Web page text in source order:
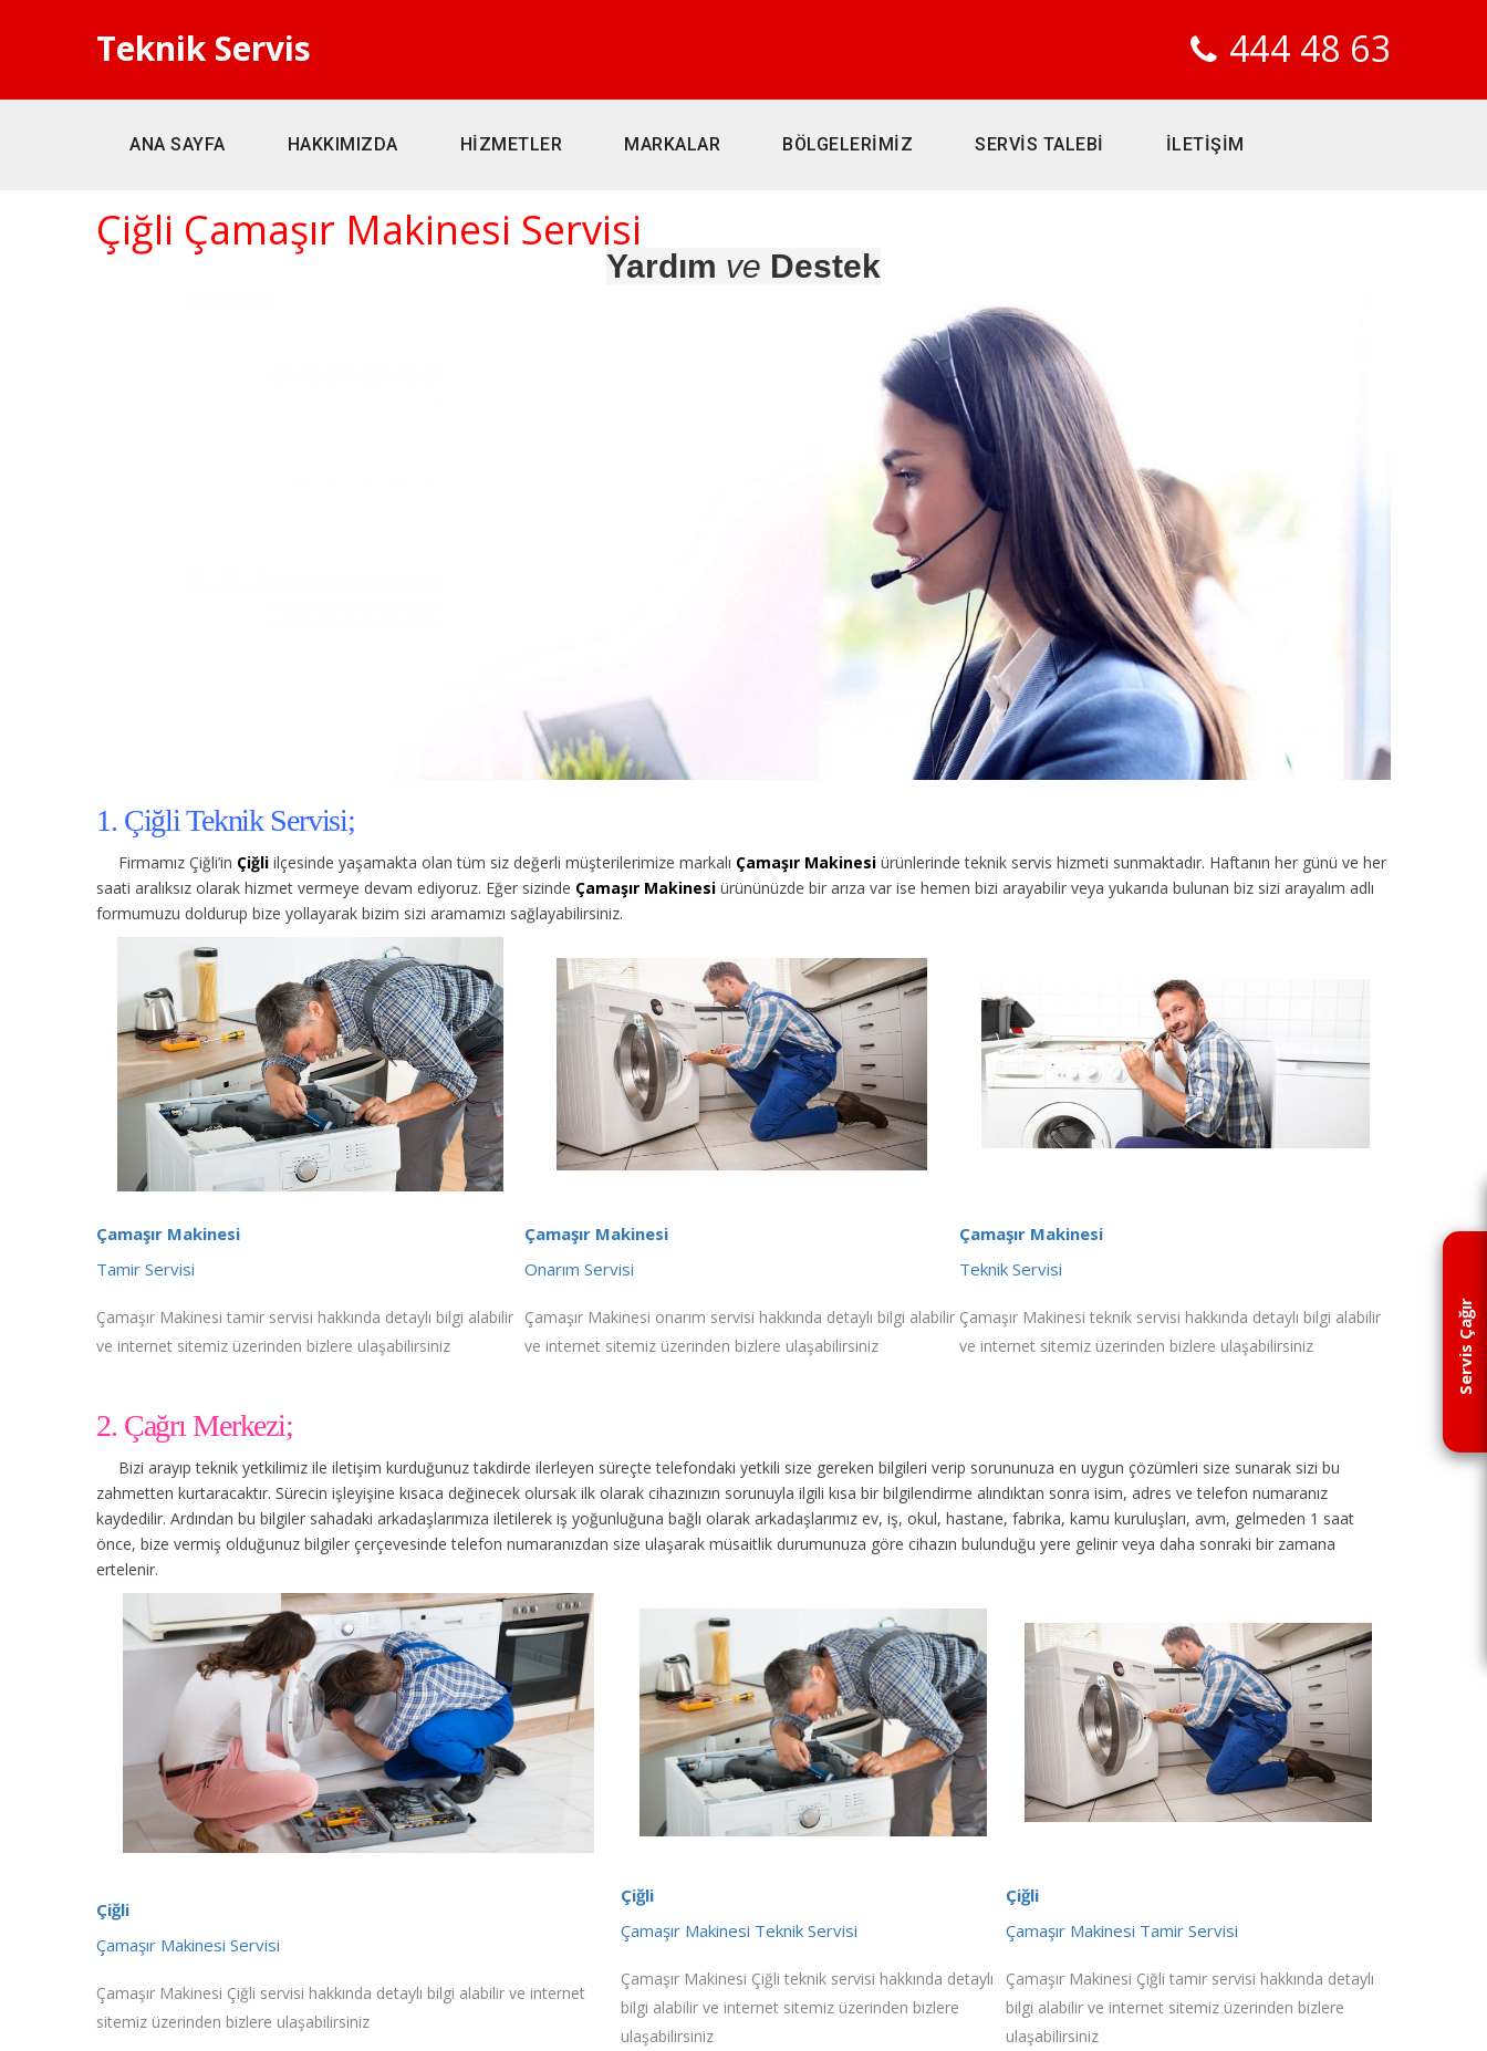
Servis Çağır
Teknik Servis 444 48 63
ANA SAYFA HAKKIMIZDA HİZMETLER MARKALAR BÖLGELERİMİZ SERVİS TALEBİ İLETİŞİM
Çiğli Çamaşır Makinesi Servisi
Yardım ve Destek
1. Çiğli Teknik Servisi;
Firmamız Çiğli’in Çiğli ilçesinde yaşamakta olan tüm siz değerli müşterilerimize markalı Çamaşır Makinesi ürünlerinde teknik servis hizmeti sunmaktadır. Haftanın her günü ve her
saati aralıksız olarak hizmet vermeye devam ediyoruz. Eğer sizinde Çamaşır Makinesi ürününüzde bir arıza var ise hemen bizi arayabilir veya yukarıda bulunan biz sizi arayalım adlı
formumuzu doldurup bize yollayarak bizim sizi aramamızı sağlayabilirsiniz.
Çamaşır Makinesi
Tamir Servisi
Çamaşır Makinesi tamir servisi hakkında detaylı bilgi alabilir
ve internet sitemiz üzerinden bizlere ulaşabilirsiniz
Çamaşır Makinesi
Onarım Servisi
Çamaşır Makinesi onarım servisi hakkında detaylı bilgi alabilir
ve internet sitemiz üzerinden bizlere ulaşabilirsiniz
Çamaşır Makinesi
Teknik Servisi
Çamaşır Makinesi teknik servisi hakkında detaylı bilgi alabilir
ve internet sitemiz üzerinden bizlere ulaşabilirsiniz
2. Çağrı Merkezi;
Bizi arayıp teknik yetkilimiz ile iletişim kurduğunuz takdirde ilerleyen süreçte telefondaki yetkili size gereken bilgileri verip sorununuza en uygun çözümleri size sunarak sizi bu
zahmetten kurtaracaktır. Sürecin işleyişine kısaca değinecek olursak ilk olarak cihazınızın sorunuyla ilgili kısa bir bilgilendirme alındıktan sonra isim, adres ve telefon numaranız
kaydedilir. Ardından bu bilgiler sahadaki arkadaşlarımıza iletilerek iş yoğunluğuna bağlı olarak arkadaşlarımız ev, iş, okul, hastane, fabrika, kamu kuruluşları, avm, gelmeden 1 saat
önce, bize vermiş olduğunuz bilgiler çerçevesinde telefon numaranızdan size ulaşarak müsaitlik durumunuza göre cihazın bulunduğu yere gelinir veya daha sonraki bir zamana
ertelenir.
Çiğli
Çamaşır Makinesi Servisi
Çamaşır Makinesi Çiğli servisi hakkında detaylı bilgi alabilir ve internet
sitemiz üzerinden bizlere ulaşabilirsiniz
Çiğli
Çamaşır Makinesi Teknik Servisi
Çamaşır Makinesi Çiğli teknik servisi hakkında detaylı
bilgi alabilir ve internet sitemiz üzerinden bizlere
ulaşabilirsiniz
Çiğli
Çamaşır Makinesi Tamir Servisi
Çamaşır Makinesi Çiğli tamir servisi hakkında detaylı
bilgi alabilir ve internet sitemiz üzerinden bizlere
ulaşabilirsiniz